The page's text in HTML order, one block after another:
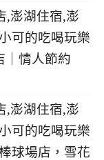
｜情人節約
球場店，雪花